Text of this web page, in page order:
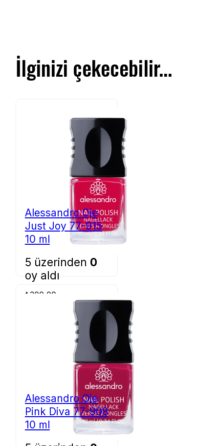
İlginizi çekecebilir...
Alessandro Oje
Just Joy 77-915
10 ml
5 üzerinden 0
oy aldı
₺ 300,00
Sepete Ekle
Alessandro Oje
Pink Diva 77-908
10 ml